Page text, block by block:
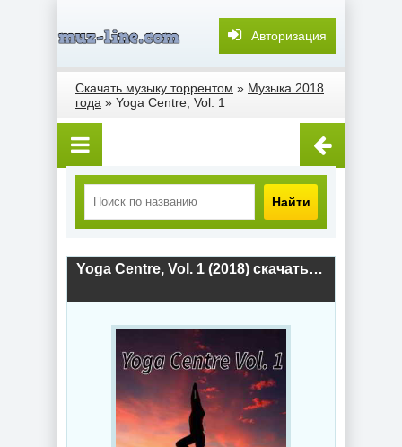
Авторизация
Скачать музыку торрентом » Музыка 2018
года » Yoga Centre, Vol. 1
Найти
Yoga Centre, Vol. 1 (2018) скачать торрент